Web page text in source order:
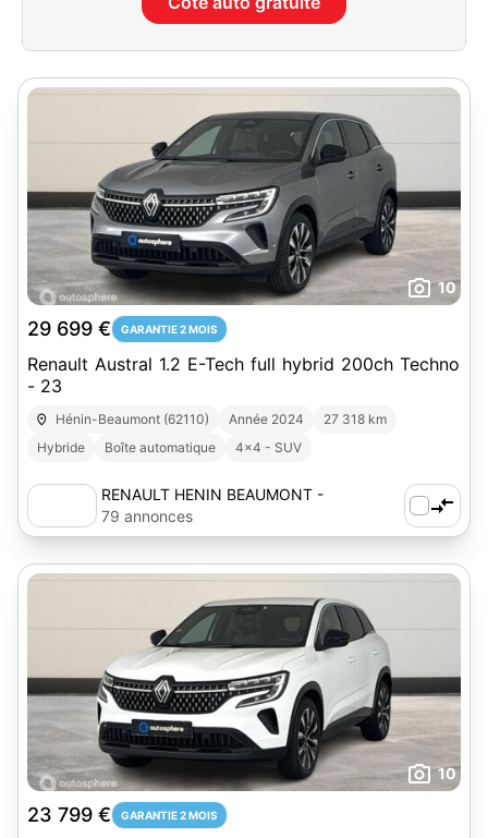
10
29 699 € GARANTIE 2 MOIS
Renault Austral 1.2 E-Tech full hybrid 200ch Techno
- 23
Hénin-Beaumont (62110) Année 2024
27 318 km
Hybride
Boîte automatique 4x4 - SUV
RENAULT HENIN BEAUMONT -
AUTOSPHERE
79 annonces
10
23 799 € GARANTIE 2 MOIS